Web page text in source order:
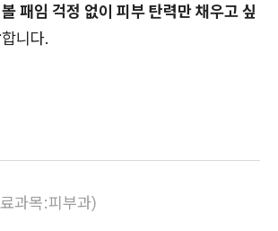
패임 걱정 없이 피부 탄력만 채우고 싶
합니다.
과목:피부과)